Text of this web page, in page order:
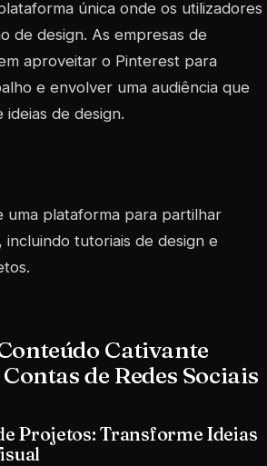
única onde os utilizadores
de design. As empresas de
aproveitar o Pinterest para
e envolver uma audiência que
de design.
uma plataforma para partilhar
tutoriais de design e
Cativante
de Redes Sociais
Projetos: Transforme Ideias